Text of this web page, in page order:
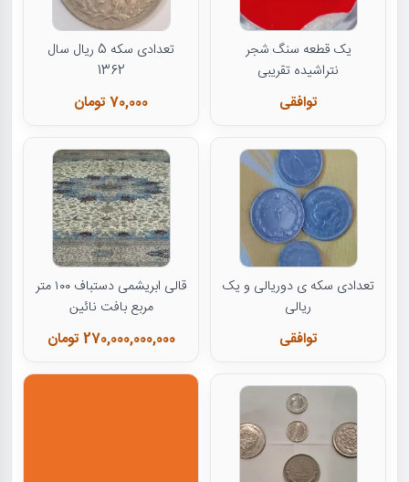
یک قطعه سنگ شجر
نتراشیده تقریبی
توافقی
تعدادی سکه 5 ریال سال
1362
70,000 تومان
تعدادی سکه ی دوریالی و یک
ریالی
توافقی
قالی ابریشمی دستباف ۱۰۰ متر
مربع بافت نائین
270,000,000,000 تومان